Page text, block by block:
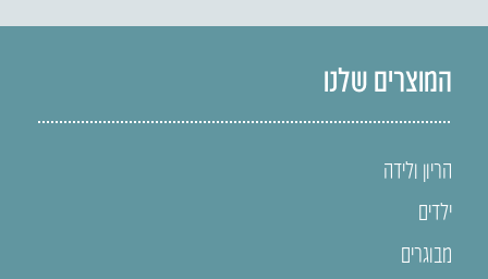
המוצרים שלנו
הריון ולידה
ילדים
מבוגרים